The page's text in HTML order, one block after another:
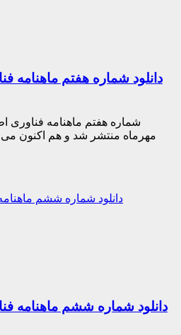
دانلود شماره هفتم ماهنامه
شماره هفتم ماهنامه فناوری
مهرماه منتشر شد و هم اکنون می
دانلود شماره ششم ماهنامه